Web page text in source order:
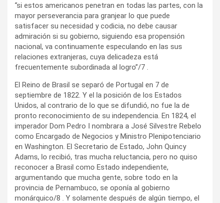
“si estos americanos penetran en todas las partes, con la
mayor perseverancia para granjear lo que puede
satisfacer su necesidad y codicia, no debe causar
admiración si su gobierno, siguiendo esa propensión
nacional, va continuamente especulando en las sus
relaciones extranjeras, cuya delicadeza está
frecuentemente subordinada al logro”/7 .
El Reino de Brasil se separó de Portugal en 7 de
septiembre de 1822. Y el la posición de los Estados
Unidos, al contrario de lo que se difundió, no fue la de
pronto reconocimiento de su independencia. En 1824, el
imperador Dom Pedro I nombrara a José Silvestre Rebelo
como Encargado de Negocios y Ministro Plenipotenciario
en Washington. El Secretario de Estado, John Quincy
Adams, lo recibió, tras mucha reluctancia, pero no quiso
reconocer a Brasil como Estado independiente,
argumentando que mucha gente, sobre todo en la
provincia de Pernambuco, se oponía al gobierno
monárquico/8 . Y solamente después de algún tiempo, el